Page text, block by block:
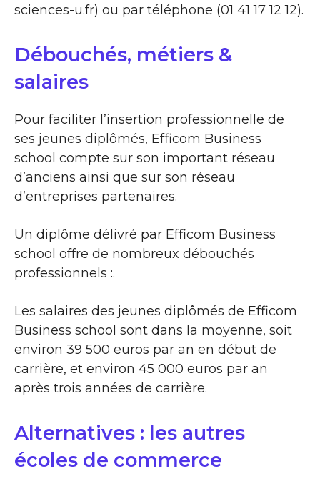
sciences-u.fr) ou par téléphone (01 41 17 12 12).
Débouchés, métiers &
salaires
Pour faciliter l’insertion professionnelle de
ses jeunes diplômés, Efficom Business
school compte sur son important réseau
d’anciens ainsi que sur son réseau
d’entreprises partenaires.
Un diplôme délivré par Efficom Business
school offre de nombreux débouchés
professionnels :.
Les salaires des jeunes diplômés de Efficom
Business school sont dans la moyenne, soit
environ 39 500 euros par an en début de
carrière, et environ 45 000 euros par an
après trois années de carrière.
Alternatives : les autres
écoles de commerce